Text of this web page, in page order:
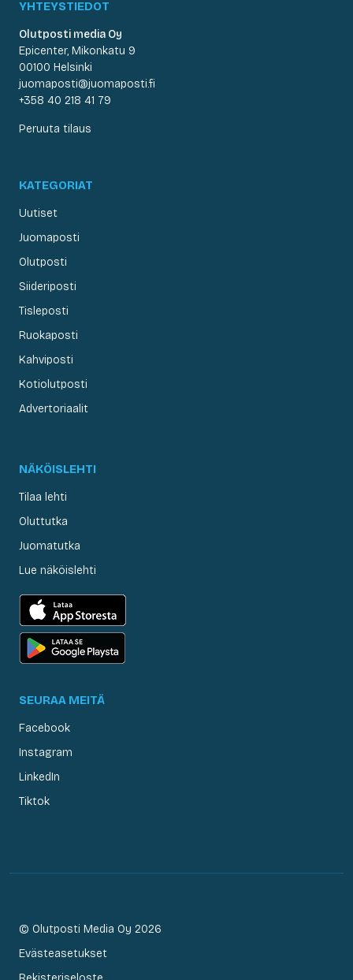
YHTEYSTIEDOT
Olutposti media Oy
Epicenter, Mikonkatu 9
00100 Helsinki
juomaposti@juomaposti.fi
+358 40 218 41 79
Peruuta tilaus
KATEGORIAT
Uutiset
Juomaposti
Olutposti
Siideriposti
Tisleposti
Ruokaposti
Kahviposti
Kotiolutposti
Advertoriaalit
NÄKÖISLEHTI
Tilaa lehti
Oluttutka
Juomatutka
Lue näköislehti
SEURAA MEITÄ
Facebook
Instagram
LinkedIn
Tiktok
© Olutposti Media Oy 2026
Evästeasetukset